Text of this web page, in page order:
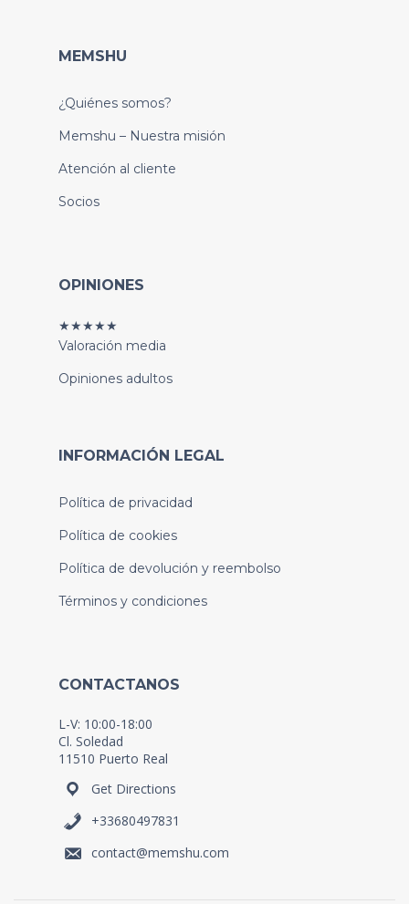
MEMSHU
¿Quiénes somos?
Memshu – Nuestra misión
Atención al cliente
Socios
OPINIONES
★★★★★
Valoración media
Opiniones adultos
INFORMACIÓN LEGAL
Política de privacidad
Política de cookies
Política de devolución y reembolso
Términos y condiciones
CONTACTANOS
L-V: 10:00-18:00
Cl. Soledad
11510 Puerto Real
Get Directions
+33680497831
contact@memshu.com